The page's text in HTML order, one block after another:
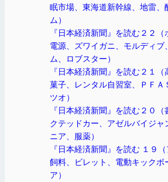
眠市場、東海道新幹線、地雷、
ム）
『日本経済新聞』を読む２２
電源、ズワイガニ、モルディブ
ム、ロブスター）
『日本経済新聞』を読む２１（
菓子、レンタル自習室、ＰＦＡ
ツオ）
『日本経済新聞』を読む２０（
クテッドカー、アゼルバイジャ
ニア、服薬）
『日本経済新聞』を読む １９（
飼料、ビレット、電動キックボ
ア）